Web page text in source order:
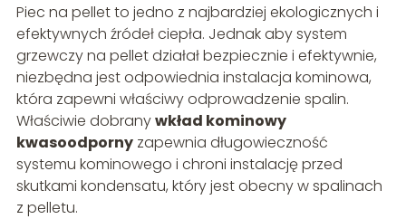
Piec na pellet to jedno z najbardziej ekologicznych i
efektywnych źródeł ciepła. Jednak aby system
grzewczy na pellet działał bezpiecznie i efektywnie,
niezbędna jest odpowiednia instalacja kominowa,
która zapewni właściwy odprowadzenie spalin.
Właściwie dobranywkład kominowy
kwasoodpornyzapewnia długowieczność
systemu kominowego i chroni instalację przed
skutkami kondensatu, który jest obecny w spalinach
z pelletu.